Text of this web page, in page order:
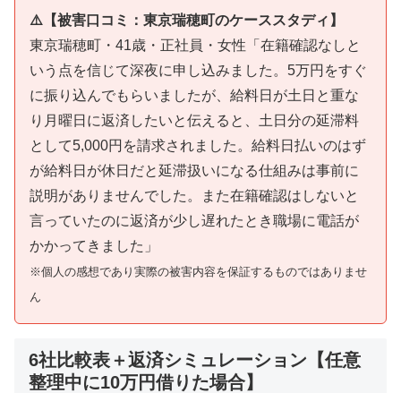
⚠️【被害口コミ：東京瑞穂町のケーススタディ】
東京瑞穂町・41歳・正社員・女性「在籍確認なしと
いう点を信じて深夜に申し込みました。5万円をすぐ
に振り込んでもらいましたが、給料日が土日と重な
り月曜日に返済したいと伝えると、土日分の延滞料
として5,000円を請求されました。給料日払いのはず
が給料日が休日だと延滞扱いになる仕組みは事前に
説明がありませんでした。また在籍確認はしないと
言っていたのに返済が少し遅れたとき職場に電話が
かかってきました」
※個人の感想であり実際の被害内容を保証するものではありませ
ん
6社比較表＋返済シミュレーション【任意
整理中に10万円借りた場合】